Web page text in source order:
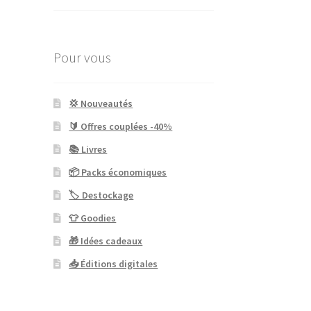
Pour vous
💢 Nouveautés
🔰 Offres couplées -40%
📚 Livres
📦 Packs économiques
🏷 Destockage
👕 Goodies
🎁 Idées cadeaux
📥 Éditions digitales